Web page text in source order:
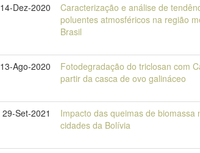
14-Dez-2020
Caracterização e análise de
poluentes atmosféricos na região
Brasil
13-Ago-2020
Fotodegradação do triclosan com
partir da casca de ovo galináceo
29-Set-2021
Impacto das queimas de biomassa
cidades da Bolívia